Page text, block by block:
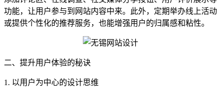
功能，让用户参与到网站内容中来。此外，定期举办线上活动
或提供个性化的推荐服务，也能增强用户的归属感和粘性。
二、提升用户体验的秘诀
1. 以用户为中心的设计思维